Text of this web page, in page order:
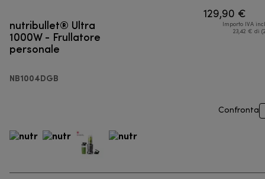
nutribullet® Ultra
1000W - Frullatore
personale
NB1004DGB
129,90 €
Importo IVA
23,42 € di
Confronta